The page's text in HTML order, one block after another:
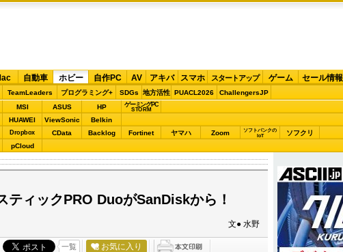
自動車 ホビー 自作PC AV アキバ スマホ スタートアップ ゲーム セール情報
TeamLeaders プログラミング+ SDGs 地方活性 PUACL2026 ChallengersJP
MSI ASUS HP ゲーミングPC
STORM
HUAWEI ViewSonic Belkin
Dropbox CData Backlog Fortinet ヤマハ Zoom
ソフトバンクの
IoT
ソフクリ
pCloud
ティックPRO DuoがSanDiskから！
文● 水野
一覧 お気に入り